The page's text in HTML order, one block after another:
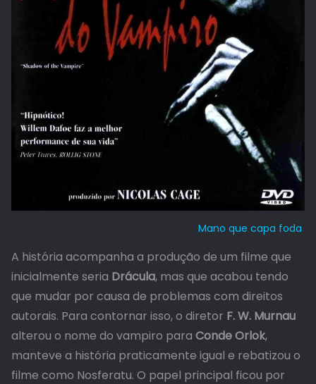
Mano que capa foda
A história acompanha a produção de um filme que
inicialmente seria Drácula, mas que acabou tendo
que mudar por causa de problemas com direitos
autorais. Para contornar isso, o diretor F. W. Murnau
alterou o nome do vampiro para Conde Orlok,
manteve a história praticamente igual e rebatizou o
filme como Nosferatu. O papel principal ficou por